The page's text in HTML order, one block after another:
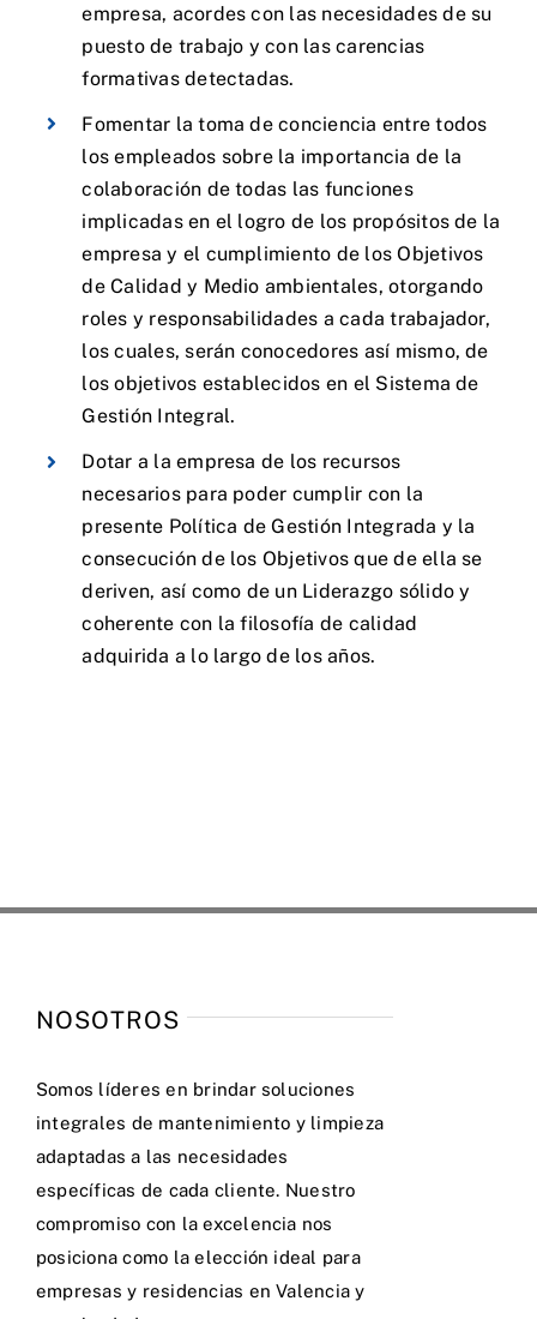
empresa, acordes con las necesidades de su
puesto de trabajo y con las carencias
formativas detectadas.
Fomentar la toma de conciencia entre todos
los empleados sobre la importancia de la
colaboración de todas las funciones
implicadas en el logro de los propósitos de la
empresa y el cumplimiento de los Objetivos
de Calidad y Medio ambientales, otorgando
roles y responsabilidades a cada trabajador,
los cuales, serán conocedores así mismo, de
los objetivos establecidos en el Sistema de
Gestión Integral.
Dotar a la empresa de los recursos
necesarios para poder cumplir con la
presente Política de Gestión Integrada y la
consecución de los Objetivos que de ella se
deriven, así como de un Liderazgo sólido y
coherente con la filosofía de calidad
adquirida a lo largo de los años.
NOSOTROS
Somos líderes en brindar soluciones
integrales de mantenimiento y limpieza
adaptadas a las necesidades
específicas de cada cliente. Nuestro
compromiso con la excelencia nos
posiciona como la elección ideal para
empresas y residencias en Valencia y